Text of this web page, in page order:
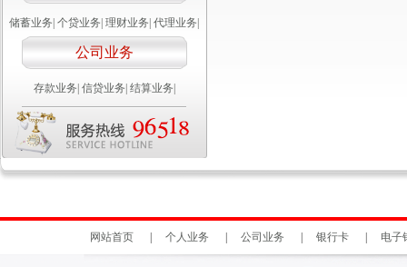
储蓄业务 个贷业务 理财业务 代理业务
公司业务
存款业务 信贷业务 结算业务
网站首页 个人业务 公司业务 银行卡 电子